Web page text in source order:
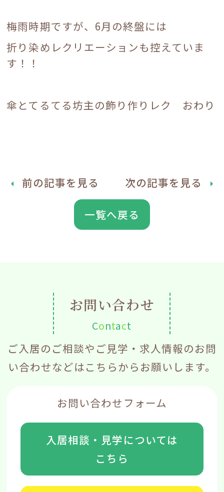
梅雨時期ですが、6月の終盤には
折り染めレクリエーションも控えていま
す！！
傘とてるてる坊主の飾り作りレク おわり
arrow_left 前の記事を見る 次の記事を見る arrow_right
一覧へ戻る
お問い合わせ
Contact
ご入居のご相談やご見学・求人情報のお問
い合わせなどはこちらからお願いします。
お問い合わせフォーム
入居相談・見学については
こちら